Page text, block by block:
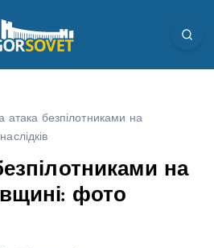
атака безпілотниками на
на
фото